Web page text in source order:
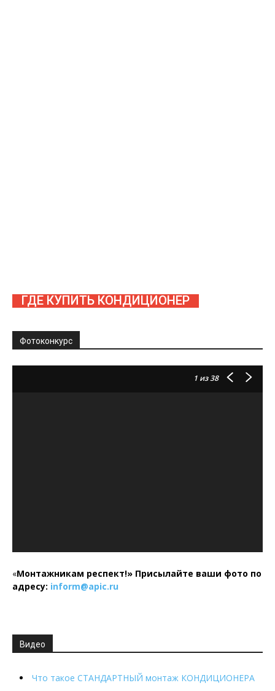
ГДЕ КУПИТЬ КОНДИЦИОНЕР
Фотоконкурс
1 из 38
«Монтажникам респект!» Присылайте ваши фото по
адресу: inform@apic.ru
Видео
Что такое СТАНДАРТНЫЙ монтаж КОНДИЦИОНЕРА